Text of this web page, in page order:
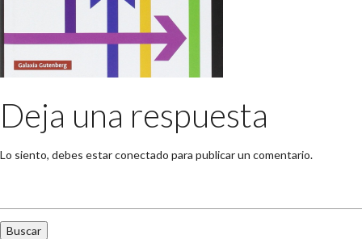
Deja una respuesta
Lo siento, debes estarconectado para publicar un comentario.